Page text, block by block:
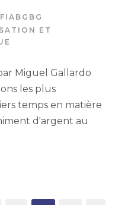
ET
Miguel Gallardo
les plus
temps en matière
d'argent au